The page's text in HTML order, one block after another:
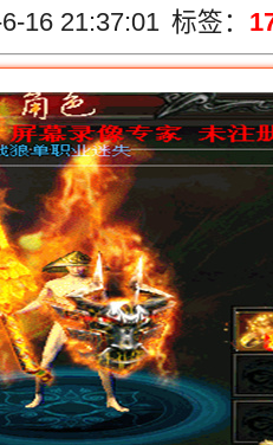
16 21:37:01 标签：